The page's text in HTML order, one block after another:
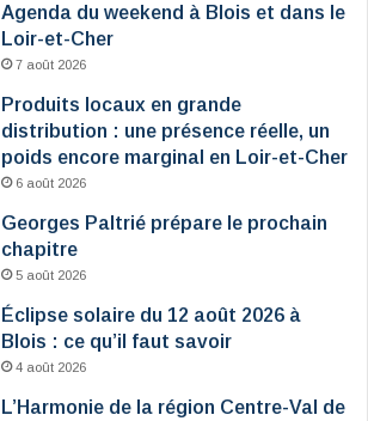
Agenda du weekend à Blois et dans le
Loir-et-Cher
7 août 2026
Produits locaux en grande
distribution : une présence réelle, un
poids encore marginal en Loir-et-Cher
6 août 2026
Georges Paltrié prépare le prochain
chapitre
5 août 2026
Éclipse solaire du 12 août 2026 à
Blois : ce qu’il faut savoir
4 août 2026
L’Harmonie de la région Centre-Val de